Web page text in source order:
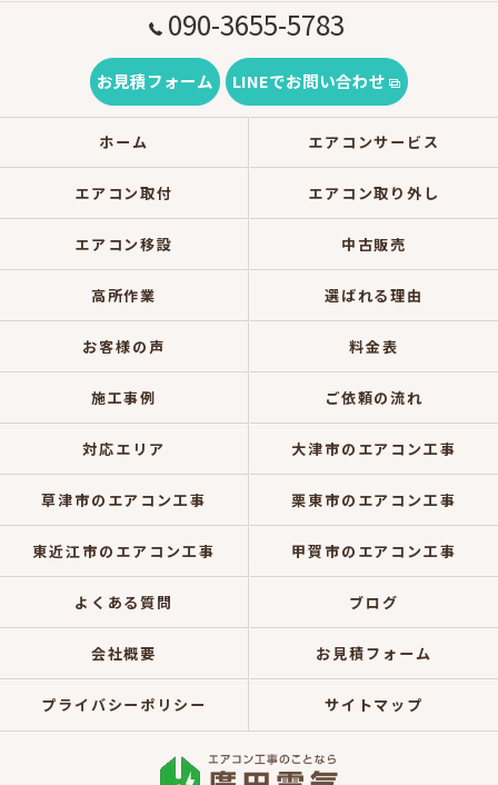
090-3655-5783
お見積フォーム LINEでお問い合わせ
ホーム エアコンサービス
エアコン取付 エアコン取り外し
エアコン移設 中古販売
高所作業 選ばれる理由
お客様の声 料金表
施工事例 ご依頼の流れ
対応エリア 大津市のエアコン工事
草津市のエアコン工事 栗東市のエアコン工事
東近江市のエアコン工事 甲賀市のエアコン工事
よくある質問 ブログ
会社概要 お見積フォーム
プライバシーポリシー サイトマップ